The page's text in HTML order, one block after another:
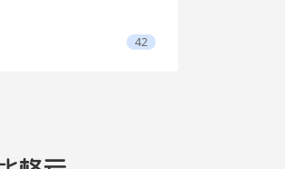
42